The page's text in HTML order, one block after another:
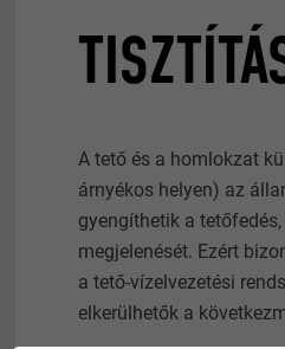
A tető és a homlokzat
árnyékos helyen) az
gyengíthetik a
megjelenését. Ezért
a tető-vízelvezetési
elkerülhetők a